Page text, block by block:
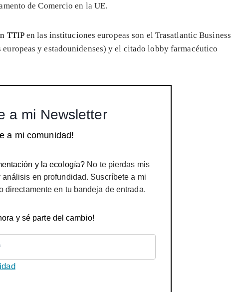
de Comercio en la UE.
TTIPen las instituciones europeas son el Trasatlantic Business
y estadounidenses) y el citado lobby farmacéutico
a mi Newsletter
a mi comunidad!
y la ecología? No te pierdas mis
en profundidad. Suscríbete a mi
directamente en tu bandeja de entrada.
y sé parte del cambio!